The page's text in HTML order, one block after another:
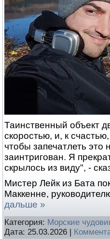
Таинственный объект
скоростью, и, к
чтобы запечатлеть
заинтригован. Я
скрылось из виду", -
Мистер Лейк из Бата
Маккенне,
дальше »
Категория: Морские
Дата: 25.03.2026 |